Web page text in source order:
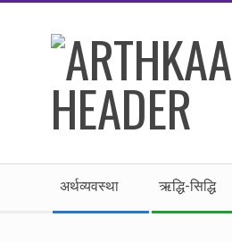
।।
Secondary
अर्थव्यवस्था ऋद्धि-सिद्धि